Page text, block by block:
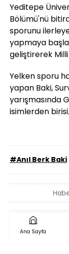
Yeditepe
Bölümü'nü
sporunu
yapmaya
geliştirerek
Yelken sporu
yapan Baki,
yarışmasında
isimlerden birisi.
#Anıl Berk Baki
Ana Sayfa